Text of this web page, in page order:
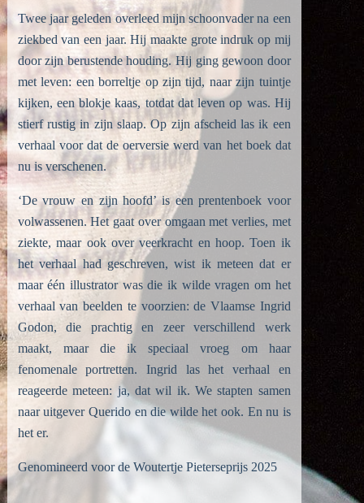
Twee jaar geleden overleed mijn schoonvader na een
ziekbed van een jaar. Hij maakte grote indruk op mij
door zijn berustende houding. Hij ging gewoon door
met leven: een borreltje op zijn tijd, naar zijn tuintje
kijken, een blokje kaas, totdat dat leven op was. Hij
stierf rustig in zijn slaap. Op zijn afscheid las ik een
verhaal voor dat de oerversie werd van het boek dat
nu is verschenen.
‘De vrouw en zijn hoofd’ is een prentenboek voor
volwassenen. Het gaat over omgaan met verlies, met
ziekte, maar ook over veerkracht en hoop. Toen ik
het verhaal had geschreven, wist ik meteen dat er
maar één illustrator was die ik wilde vragen om het
verhaal van beelden te voorzien: de Vlaamse Ingrid
Godon, die prachtig en zeer verschillend werk
maakt, maar die ik speciaal vroeg om haar
fenomenale portretten. Ingrid las het verhaal en
reageerde meteen: ja, dat wil ik. We stapten samen
naar uitgever Querido en die wilde het ook. En nu is
het er.
Genomineerd voor de Woutertje Pieterseprijs 2025